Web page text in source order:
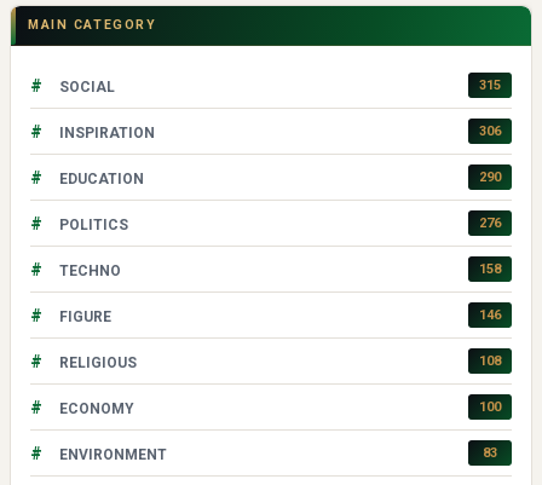
MAIN CATEGORY
# SOCIAL 315
# INSPIRATION 306
# EDUCATION 290
# POLITICS 276
# TECHNO 158
# FIGURE 146
# RELIGIOUS 108
# ECONOMY 100
# ENVIRONMENT 83